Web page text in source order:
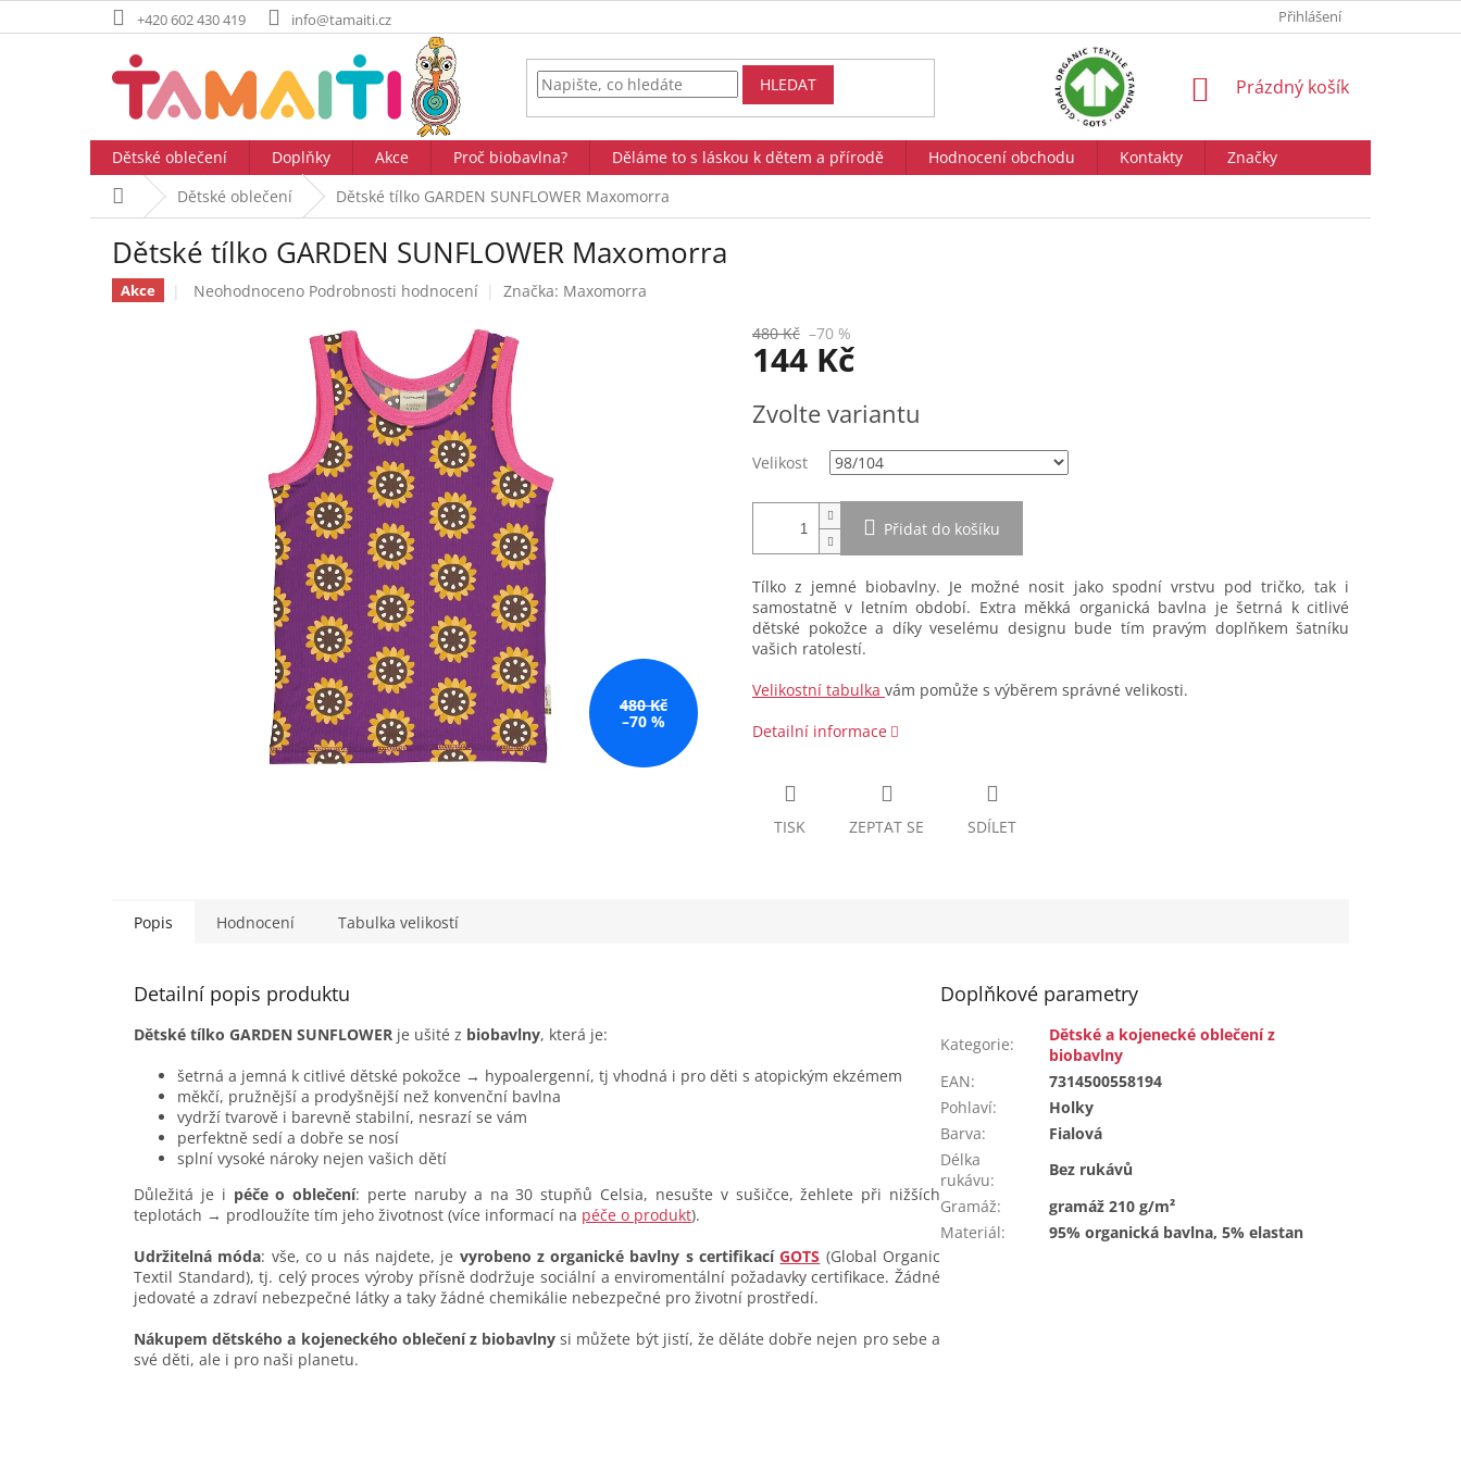
na
+420 602 430 419 info@tamaiti.cz Přihlášení
HLEDAT
NÁKUPNÍ
Prázdný košík
Dětské oblečení Doplňky Akce Proč biobavlna? Děláme to s láskou k dětem a přírodě Hodnocení obchodu Kontakty
Značky
Domů Dětské oblečení Dětské tílko GARDEN SUNFLOWER Maxomorra
Dětské tílko GARDEN SUNFLOWER Maxomorra
Akce
Průměrné
Neohodnoceno Podrobnosti hodnocení Značka: Maxomorra
480 Kč
–70 %
480 Kč –70 %
144 Kč
cena:
Zvolte variantu
Velikost
Přidat do košíku
Tílko z jemné biobavlny. Je možné nosit jako spodní vrstvu pod tričko, tak i
samostatně v letním období. Extra měkká organická bavlna je šetrná k citlivé
dětské pokožce a díky veselému designu bude tím pravým doplňkem šatníku
vašich ratolestí.
Velikostní tabulka vám pomůže s výběrem správné velikosti.
Detailní informace
TISK ZEPTAT SE SDÍLET
Popis Hodnocení Tabulka velikostí
Detailní popis produktu
Dětské tílko GARDEN SUNFLOWER je ušité z biobavlny, která je:
šetrná a jemná k citlivé dětské pokožce → hypoalergenní, tj vhodná i pro děti s atopickým ekzémem
měkčí, pružnější a prodyšnější než konvenční bavlna
vydrží tvarově i barevně stabilní, nesrazí se vám
perfektně sedí a dobře se nosí
splní vysoké nároky nejen vašich dětí
Důležitá je i péče o oblečení: perte naruby a na 30 stupňů Celsia, nesušte v sušičce, žehlete při nižších
teplotách → prodloužíte tím jeho životnost (více informací na péče o produkt).
Udržitelná móda: vše, co u nás najdete, je vyrobeno z organické bavlny s certifikacíGOTS (Global Organic
Textil Standard), tj. celý proces výroby přísně dodržuje sociální a enviromentální požadavky certifikace. Žádné
jedovaté a zdraví nebezpečné látky a taky žádné chemikálie nebezpečné pro životní prostředí.
Nákupem dětského a kojeneckého oblečení z biobavlny si můžete být jistí, že děláte dobře nejen pro sebe a
své děti, ale i pro naši planetu.
Doplňkové parametry
Kategorie:
Dětské a kojenecké oblečení z
biobavlny
EAN:
7314500558194
Pohlaví:
Holky
Barva:
Fialová
Délka
rukávu:
Bez rukávů
Gramáž:
gramáž 210 g/m²
Materiál: 95% organická bavlna, 5% elastan